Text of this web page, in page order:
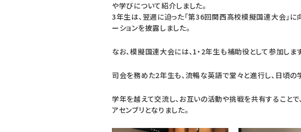
や学びについて紹介しました。
3年生は、翌週に迫った「第36回関西高校模擬国連大会」に
ーションを披露しました。
なお、模擬国連大会には、1・2年生も補助役として参加します
司会を務めた2年生も、流暢な英語で堂々と進行し、日頃の
学年を越えて交流し、お互いの活動や挑戦を共有すること
アセンブリとなりました。